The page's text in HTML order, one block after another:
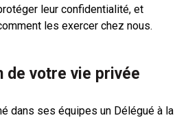
leur confidentialité, et
les exercer chez nous.
de votre vie privée
dans ses équipes un Délégué à la